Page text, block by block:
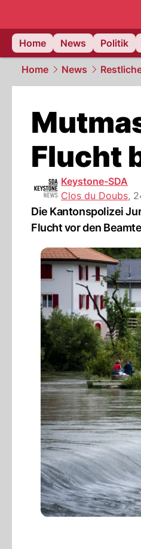
Home
News Politik
Home News
Flucht
Keystone-SDA
Clos du Doubs,
Die Kantonspolizei
Flucht vor den